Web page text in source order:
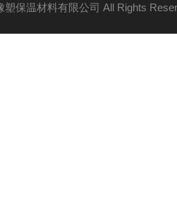
塑保温材料有限公司 All Rights